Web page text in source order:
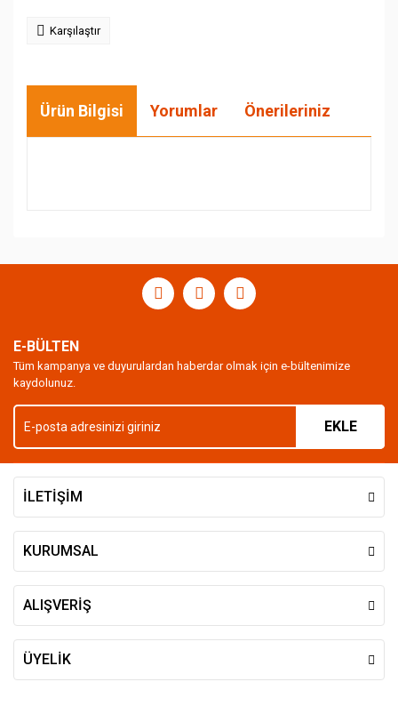
Karşılaştır
Ürün Bilgisi Yorumlar Önerileriniz
Yorum Yaz
Görüş ve önerileriniz için teşekkür ederiz.
Ürün resmi kalitesiz, bozuk veya görüntülenemiyor.
Ürün açıklamasında eksik bilgiler bulunuyor.
Ürün bilgilerinde hatalar bulunuyor.
Gönder
E-BÜLTEN
Tüm kampanya ve duyurulardan haberdar olmak için e-bültenimize
kaydolunuz.
EKLE
İLETİŞİM
KURUMSAL
ALIŞVERİŞ
ÜYELİK